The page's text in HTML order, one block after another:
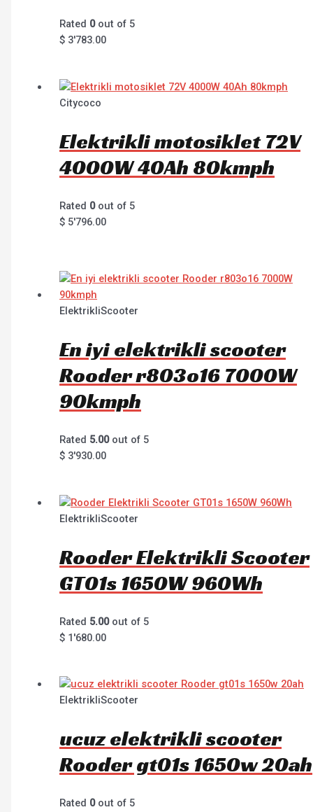
Rated 0out of 5
$ 3'783.00
Citycoco
Elektrikli motosiklet 72V
4000W 40Ah 80kmph
Rated 0out of 5
$ 5'796.00
ElektrikliScooter
En iyi elektrikli scooter
Rooder r803o16 7000W
90kmph
Rated 5.00out of 5
$ 3'930.00
ElektrikliScooter
Rooder Elektrikli Scooter
GT01s 1650W 960Wh
Rated 5.00out of 5
$ 1'680.00
ElektrikliScooter
ucuz elektrikli scooter
Rooder gt01s 1650w 20ah
Rated 0out of 5